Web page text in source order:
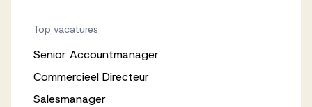
Top vacatures
Senior Accountmanager
Commercieel Directeur
Salesmanager